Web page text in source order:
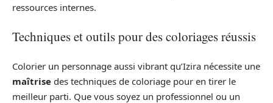
ressources internes.
Techniques et outils pour des coloriages réussis
Colorier un personnage aussi vibrant qu’Izira nécessite une
maîtrise des techniques de coloriage pour en tirer le
meilleur parti. Que vous soyez un professionnel ou un